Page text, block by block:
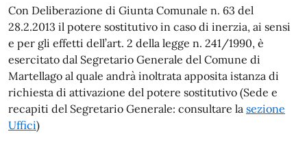
Con Deliberazione di Giunta Comunale n. 63 del
28.2.2013 il potere sostitutivo in caso di inerzia, ai sensi
e per gli effetti dell’art. 2 della legge n. 241/1990, è
esercitato dal Segretario Generale del Comune di
Martellago al quale andrà inoltrata apposita istanza di
richiesta di attivazione del potere sostitutivo (Sede e
recapiti del Segretario Generale: consultare la sezione
Uffici)